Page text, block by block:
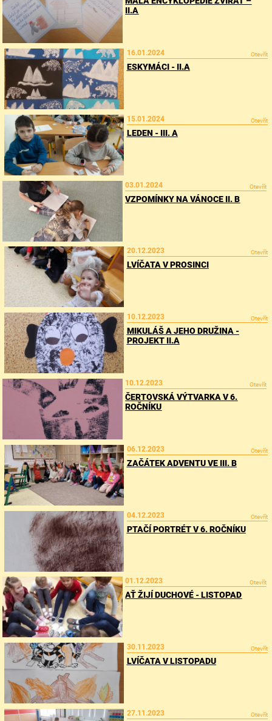
II.A
16.01.2024 Otevřít
ESKYMÁCI - II.A
15.01.2024 Otevřít
LEDEN - III. A
03.01.2024 Otevřít
VZPOMÍNKY NA VÁNOCE II. B
20.12.2023 Otevřít
LVÍČATA V PROSINCI
10.12.2023 Otevřít
MIKULÁŠ A JEHO DRUŽINA -
PROJEKT II.A
10.12.2023 Otevřít
ČERTOVSKÁ VÝTVARKA V 6.
ROČNÍKU
06.12.2023 Otevřít
ZAČÁTEK ADVENTU VE III. B
04.12.2023 Otevřít
PTAČÍ PORTRÉT V 6. ROČNÍKU
01.12.2023 Otevřít
AŤ ŽIJÍ DUCHOVÉ - LISTOPAD
30.11.2023 Otevřít
LVÍČATA V LISTOPADU
27.11.2023 Otevřít